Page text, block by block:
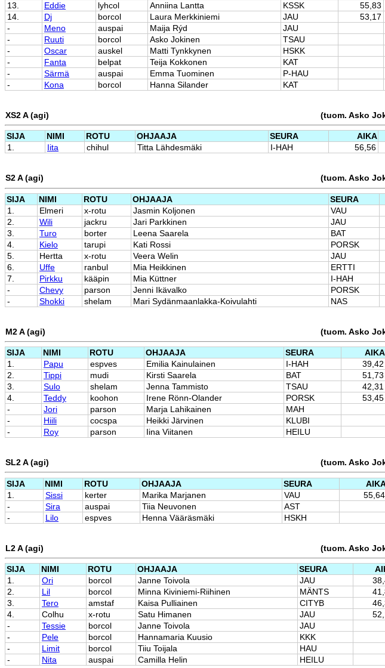
13.
Eddie lyhcol Anniina Lantta KSSK 55,83
14.
Dj borcol Laura Merkkiniemi JAU 53,17
-
Meno auspai Maija Rýd JAU
-
Ruuti borcol Asko Jokinen TSAU
-
Oscar auskel Matti Tynkkynen HSKK
-
Fanta belpat Teija Kokkonen KAT
-
Särmä auspai Emma Tuominen P-HAU
-
Kona borcol Hanna Silander KAT
XS2 A (agi) (tuom. Asko
SIJA NIMI ROTU OHJAAJA SEURA AIKA
1.
Iita chihul Titta Lähdesmäki I-HAH 56,56
S2 A (agi) (tuom. Asko
SIJA NIMI ROTU OHJAAJA SEURA
1.
Elmeri x-rotu Jasmin Koljonen VAU
2.
Wili jackru Jari Parkkinen JAU
3.
Turo borter Leena Saarela BAT
4.
Kielo tarupi Kati Rossi PORSK
5.
Hertta x-rotu Veera Welin JAU
6.
Uffe ranbul Mia Heikkinen ERTTI
7.
Pirkku kääpin Mia Küttner I-HAH
-
Chevy parson Jenni Ikävalko PORSK
-
Shokki shelam Mari Sydänmaanlakka-Koivulahti NAS
M2 A (agi) (tuom. Asko
SIJA NIMI ROTU OHJAAJA SEURA AIKA
1.
Papu espves Emilia Kainulainen I-HAH 39,42
2.
Tippi mudi Kirsti Saarela BAT 51,73
3.
Sulo shelam Jenna Tammisto TSAU 42,31
4.
Teddy koohon Irene Rönn-Olander PORSK 53,45
-
Jori parson Marja Lahikainen MAH
-
Hiili cocspa Heikki Järvinen KLUBI
-
Roy parson Iina Viitanen HEILU
SL2 A (agi) (tuom. Asko
SIJA NIMI ROTU OHJAAJA SEURA
1.
Sissi kerter Marika Marjanen VAU 55,64
-
Sira auspai Tiia Neuvonen AST
-
Lilo espves Henna Vääräsmäki HSKH
L2 A (agi) (tuom. Asko
SIJA NIMI ROTU OHJAAJA SEURA
1.
Ori borcol Janne Toivola JAU
2.
Lil borcol Minna Kiviniemi-Riihinen MÄNTS
3.
Tero amstaf Kaisa Pulliainen CITYB
4.
Colhu x-rotu Satu Himanen JAU
-
Tessie borcol Janne Toivola JAU
-
Pele borcol Hannamaria Kuusio KKK
-
Limit borcol Tiiu Toijala HAU
-
Nita auspai Camilla Helin HEILU